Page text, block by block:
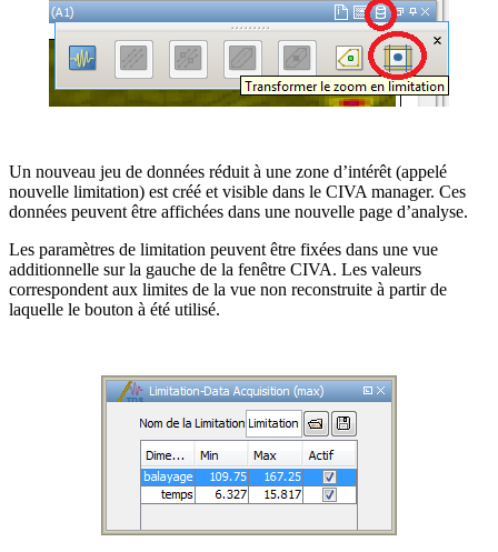
Un nouveau jeu de données réduit à une zone d’intérêt (appelé
nouvelle limitation) est créé et visible dans le CIVA manager. Ces
données peuvent être affichées dans une nouvelle page d’analyse.
Les paramètres de limitation peuvent être fixées dans une vue
additionnelle sur la gauche de la fenêtre CIVA. Les valeurs
correspondent aux limites de la vue non reconstruite à partir de
laquelle le bouton à été utilisé.